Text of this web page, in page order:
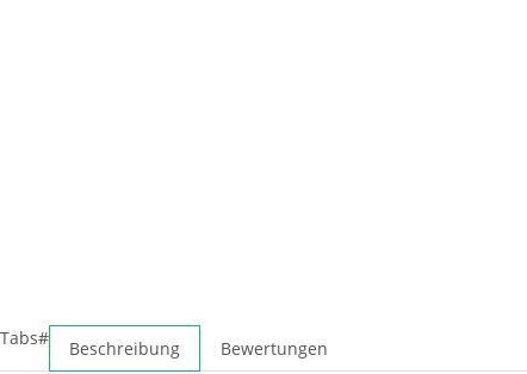
Beschreibung Bewertungen